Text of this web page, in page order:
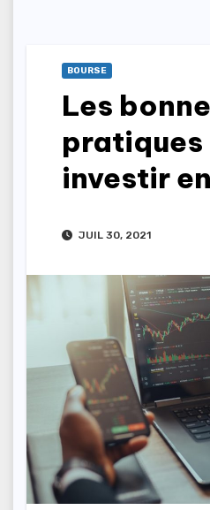
BOURSE
Les
pratiques
investir
JUIL 30, 2021